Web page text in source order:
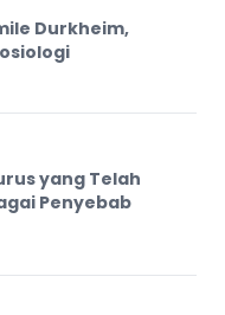
Durkheim,
yang Telah
Penyebab